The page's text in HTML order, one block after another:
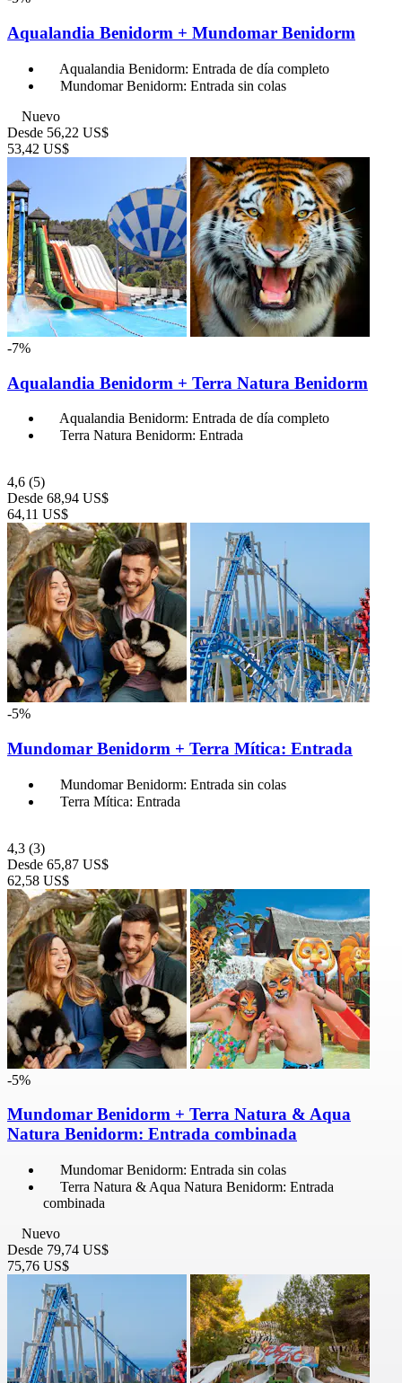
Aqualandia Benidorm + Mundomar Benidorm
Aqualandia Benidorm: Entrada de día completo
Mundomar Benidorm: Entrada sin colas
Nuevo
Desde 56,22 US$
53,42 US$
-7%
Aqualandia Benidorm + Terra Natura Benidorm
Aqualandia Benidorm: Entrada de día completo
Terra Natura Benidorm: Entrada
4,6 (5)
Desde 68,94 US$
64,11 US$
-5%
Mundomar Benidorm + Terra Mítica: Entrada
Mundomar Benidorm: Entrada sin colas
Terra Mítica: Entrada
4,3 (3)
Desde 65,87 US$
62,58 US$
-5%
Mundomar Benidorm + Terra Natura & Aqua
Natura Benidorm: Entrada combinada
Mundomar Benidorm: Entrada sin colas
Terra Natura & Aqua Natura Benidorm: Entrada
combinada
Nuevo
Desde 79,74 US$
75,76 US$